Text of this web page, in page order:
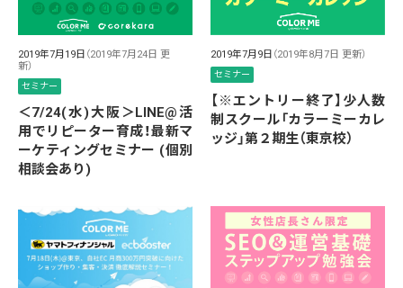
2019年7月19日 （2019年7月24日 更
新）
セミナー
＜7/24(水)大阪＞LINE@活
用でリピーター育成！最新マ
ーケティングセミナー (個別
相談会あり)
2019年7月9日 （2019年8月7日 更新）
セミナー
【※エントリー終了】少人数
制スクール「カラーミーカレ
ッジ」第２期生（東京校）